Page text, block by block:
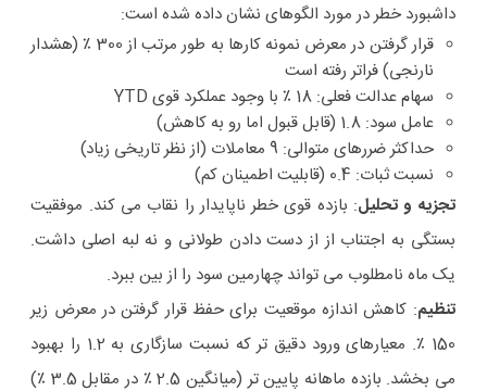
داشبورد خطر در مورد الگوهای نشان داده شده است:
قرار گرفتن در معرض نمونه کارها به طور مرتب از 300 ٪ (هشدار
نارنجی) فراتر رفته است
سهام عدالت فعلی: 18 ٪ با وجود عملکرد قوی YTD
عامل سود: 1.8 (قابل قبول اما رو به کاهش)
حداکثر ضررهای متوالی: 9 معاملات (از نظر تاریخی زیاد)
نسبت ثبات: 0.4 (قابلیت اطمینان کم)
تجزیه و تحلیل: بازده قوی خطر ناپایدار را نقاب می کند. موفقیت
بستگی به اجتناب از از دست دادن طولانی و نه لبه اصلی داشت.
یک ماه نامطلوب می تواند چهارمین سود را از بین ببرد.
تنظیم: کاهش اندازه موقعیت برای حفظ قرار گرفتن در معرض زیر
150 ٪. معیارهای ورود دقیق تر که نسبت سازگاری به 1.2 را بهبود
می بخشد. بازده ماهانه پایین تر (میانگین 2.5 ٪ در مقابل 3.5 ٪)